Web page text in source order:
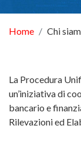
Home Chi
La Procedura
un’iniziativa di
bancario e
Rilevazioni ed